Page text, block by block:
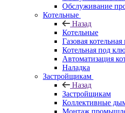
Обслуживание
Котельные
Назад
Котельные
Газовая
Котельная под
Автоматизация
Наладка
Застройщикам
Назад
Застройщикам
Коллективные
Монтаж